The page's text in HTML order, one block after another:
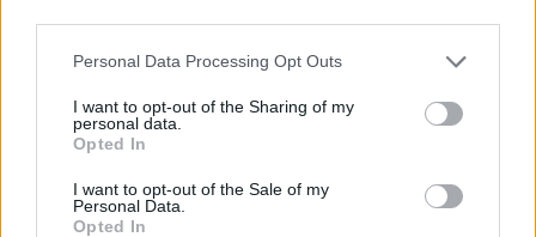
Please note that this website/app uses one or more Google
not limited to your visit or usage behaviour. You may click to
grant or deny consent to Google and its third-party tags to
use your data for below specified purposes in below Google
consent section.
Personal Data Processing Opt Outs
I want to opt-out of the Sharing of my
personal data.
Opted In
I want to opt-out of the Sale of my
Personal Data.
Opted In